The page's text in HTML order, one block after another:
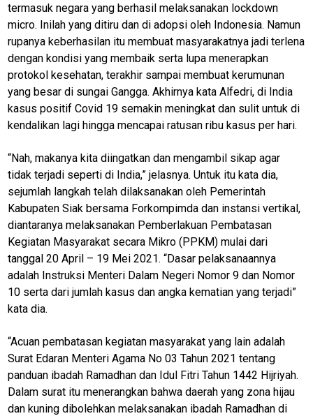
termasuk negara yang berhasil melaksanakan lockdown
micro. Inilah yang ditiru dan di adopsi oleh Indonesia. Namun
rupanya keberhasilan itu membuat masyarakatnya jadi terlena
dengan kondisi yang membaik serta lupa menerapkan
protokol kesehatan, terakhir sampai membuat kerumunan
yang besar di sungai Gangga. Akhirnya kata Alfedri, di India
kasus positif Covid 19 semakin meningkat dan sulit untuk di
kendalikan lagi hingga mencapai ratusan ribu kasus per hari.
“Nah, makanya kita diingatkan dan mengambil sikap agar
tidak terjadi seperti di India,” jelasnya. Untuk itu kata dia,
sejumlah langkah telah dilaksanakan oleh Pemerintah
Kabupaten Siak bersama Forkompimda dan instansi vertikal,
diantaranya melaksanakan Pemberlakuan Pembatasan
Kegiatan Masyarakat secara Mikro (PPKM) mulai dari
tanggal 20 April – 19 Mei 2021. “Dasar pelaksanaannya
adalah Instruksi Menteri Dalam Negeri Nomor 9 dan Nomor
10 serta dari jumlah kasus dan angka kematian yang terjadi”
kata dia.
“Acuan pembatasan kegiatan masyarakat yang lain adalah
Surat Edaran Menteri Agama No 03 Tahun 2021 tentang
panduan ibadah Ramadhan dan Idul Fitri Tahun 1442 Hijriyah.
Dalam surat itu menerangkan bahwa daerah yang zona hijau
dan kuning dibolehkan melaksanakan ibadah Ramadhan di
Home
N
W